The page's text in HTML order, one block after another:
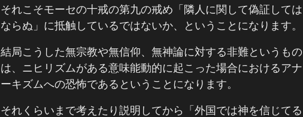
それこそモーセの十戒の第九の戒め「隣人に関して偽証しては
ならぬ」に抵触しているではないか、ということになります。
結局こうした無宗教や無信仰、無神論に対する非難というもの
は、ニヒリズムがある意味能動的に起こった場合におけるアナ
ーキズムへの恐怖であるということになります。
それくらいまで考えたり説明してから「外国では神を信じてる